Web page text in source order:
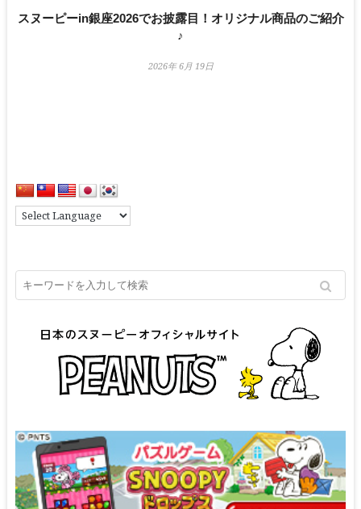
スヌーピーin銀座2026でお披露目！オリジナル商品のご紹介
♪
2026年 6月 19日